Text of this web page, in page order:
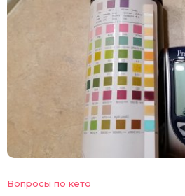
Вопросы по кето